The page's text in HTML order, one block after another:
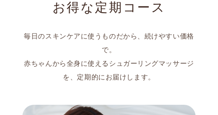
お得な定期コース
毎日のスキンケアに使うものだから、続けやすい価格
で。
赤ちゃんから全身に使えるシュガーリングマッサージ
を、定期的にお届けします。